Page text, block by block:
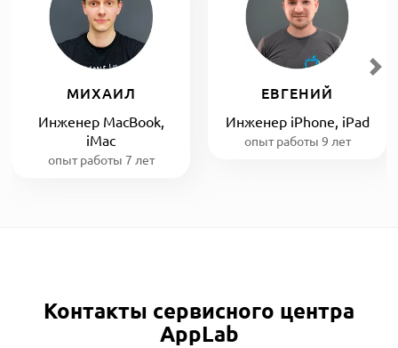
МИХАИЛ
Инженер MacBook,
iMac
опыт работы 7 лет
ЕВГЕНИЙ
Инженер iPhone, iPad
опыт работы 9 лет
Контакты сервисного центра
AppLab